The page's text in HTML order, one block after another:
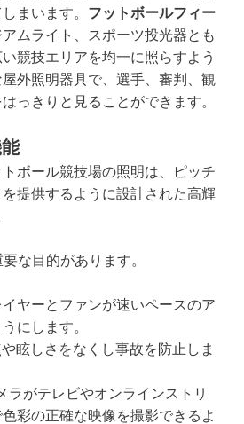
まいます。 フットボールフィー
アムライト、スポーツ投光器とも
競技エリアを均一に照らすよう
外照明器具で、選手、審判、観
っきりと見ることができます。
ボール競技場の照明は、ピッチ
提供するように設計された高輝
な目的があります。
イヤーとファンが速いペースのア
にします。
や眩しさをなくし事故を防止しま
ラがテレビやオンラインストリ
彩の正確な映像を撮影できるよ